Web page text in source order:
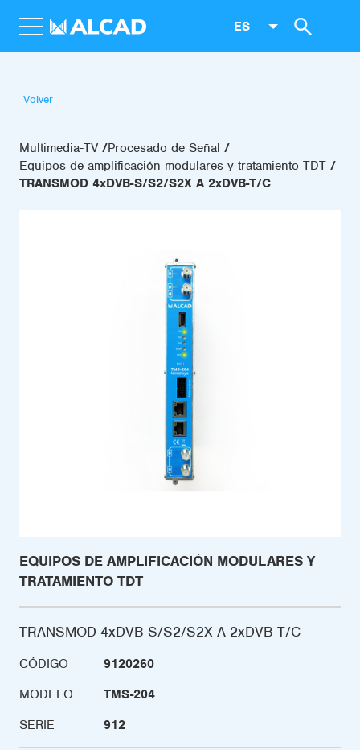
ES
Volver
Multimedia-TV
Procesado de Señal
Equipos de amplificación modulares y tratamiento TDT
TRANSMOD 4xDVB-S/S2/S2X A 2xDVB-T/C
EQUIPOS DE AMPLIFICACIÓN MODULARES Y
TRATAMIENTO TDT
TRANSMOD 4xDVB-S/S2/S2X A 2xDVB-T/C
CÓDIGO
9120260
MODELO
TMS-204
SERIE
912